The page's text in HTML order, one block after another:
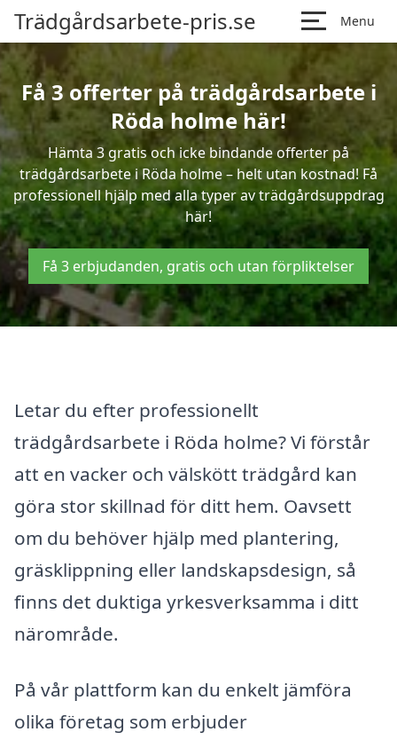
Trädgårdsarbete-pris.se Menu
Få 3 offerter på trädgårdsarbete i
Röda holme här!
Hämta 3 gratis och icke bindande offerter på
trädgårdsarbete i Röda holme – helt utan kostnad! Få
professionell hjälp med alla typer av trädgårdsuppdrag
här!
Få 3 erbjudanden, gratis och utan förpliktelser
Letar du efter professionellt
trädgårdsarbete i Röda holme? Vi förstår
att en vacker och välskött trädgård kan
göra stor skillnad för ditt hem. Oavsett
om du behöver hjälp med plantering,
gräsklippning eller landskapsdesign, så
finns det duktiga yrkesverksamma i ditt
närområde.
På vår plattform kan du enkelt jämföra
olika företag som erbjuder